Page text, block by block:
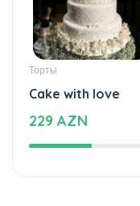
Торты
Cake with love
229 AZN